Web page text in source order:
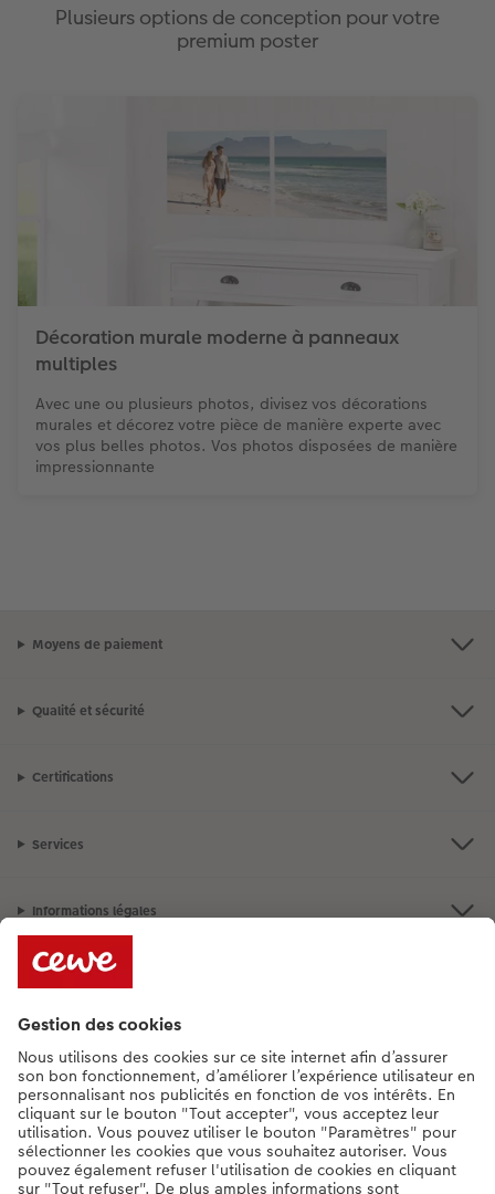
Plusieurs options de conception pour votre
premium poster
Décoration murale moderne à panneaux
multiples
Avec une ou plusieurs photos, divisez vos décorations
murales et décorez votre pièce de manière experte avec
vos plus belles photos. Vos photos disposées de manière
impressionnante
Moyens de paiement
Qualité et sécurité
Certifications
Services
Informations légales
Assortiment
Besoin d'aide ou d'un conseil pour créer votre produit ?+352 27397723
[Lu-Ve : 9:00 - 20:00h | Sa : 9.00 - 17:00h | Di : 12.00 - 16:00h]